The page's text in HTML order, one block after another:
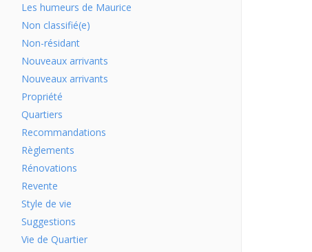
Les humeurs de Maurice
Non classifié(e)
Non-résidant
Nouveaux arrivants
Nouveaux arrivants
Propriété
Quartiers
Recommandations
Règlements
Rénovations
Revente
Style de vie
Suggestions
Vie de Quartier